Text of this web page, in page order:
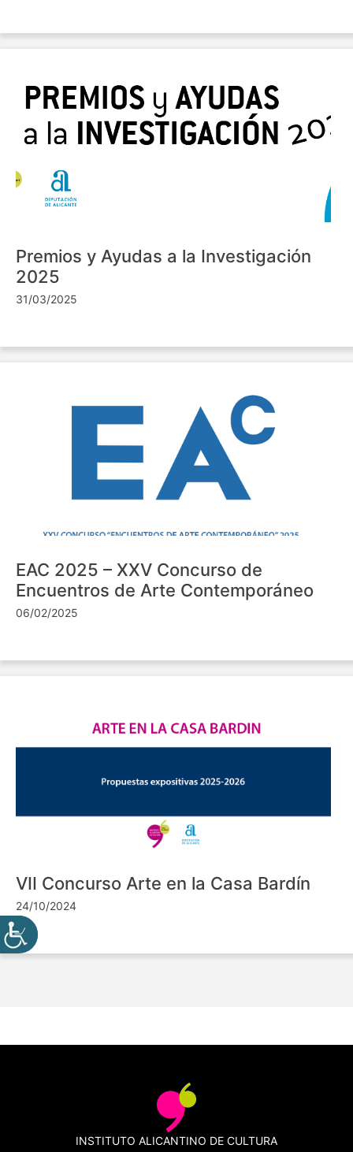
Premios y Ayudas a la Investigación
2025
31/03/2025
EAC 2025 – XXV Concurso de
Encuentros de Arte Contemporáneo
06/02/2025
VII Concurso Arte en la Casa Bardín
24/10/2024
INSTITUTO ALICANTINO DE CULTURA